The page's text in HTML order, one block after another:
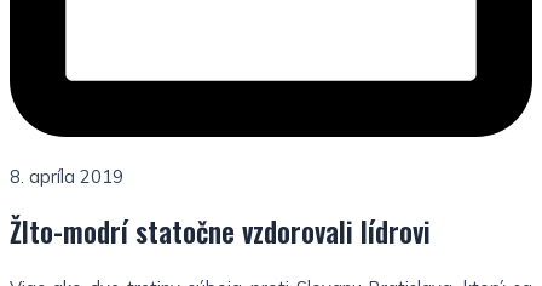
8. apríla 2019
Žlto-modrí statočne vzdorovali lídrovi